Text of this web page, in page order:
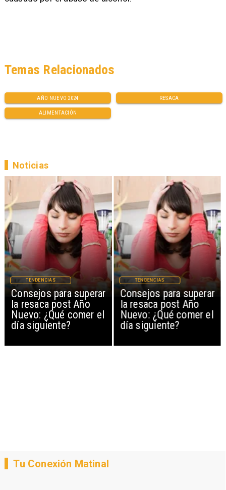
AÑO NUEVO 2024 RESACA
ALIMENTACIÓN
Temas Relacionados
Consejos para superar
la resaca post Año
Nuevo: ¿Qué comer el
día siguiente?
TENDENCIAS
Consejos para superar
la resaca post Año
Nuevo: ¿Qué comer el
día siguiente?
TENDENCIAS
Noticias
Tu Conexión Matinal